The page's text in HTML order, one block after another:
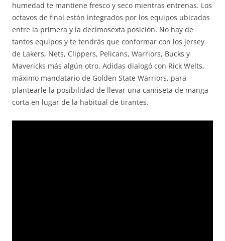
humedad te mantiene fresco y seco mientras entrenas. Los
octavos de final están integrados por los equipos ubicados
entre la primera y la decimosexta posición. No hay de
tantos equipos y te tendrás que conformar con los jersey
de Lakers, Nets, Clippers, Pelicans, Warriors, Bucks y
Mavericks más algún otro. Adidas dialogó con Rick Welts,
máximo mandatario de Golden State Warriors, para
plantearle la posibilidad de llevar una camiseta de manga
corta en lugar de la habitual de tirantes.